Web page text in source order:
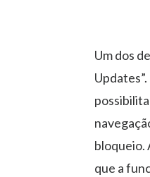
Um dos
bloqueio.
que a